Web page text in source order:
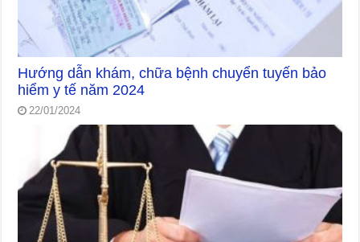
Hướng dẫn khám, chữa bệnh chuyển tuyến bảo
hiểm y tế năm 2024
22/01/2024